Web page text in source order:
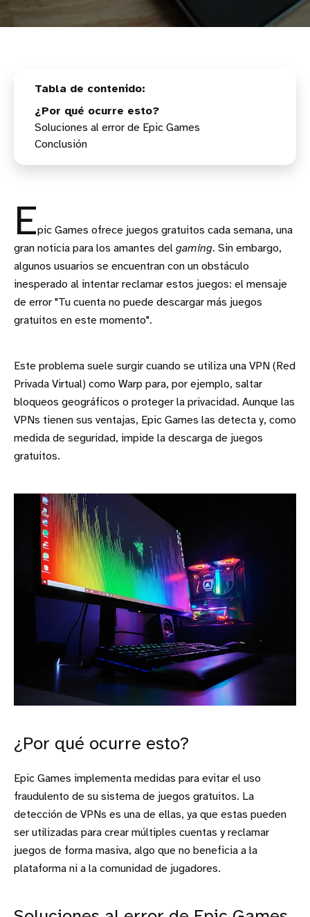
¿Por qué ocurre esto?
Soluciones al error de Epic Games
Conclusión
Epic Games ofrece juegos gratuitos cada semana, una
gran noticia para los amantes del gaming. Sin embargo,
algunos usuarios se encuentran con un obstáculo
inesperado al intentar reclamar estos juegos: el mensaje
de error "Tu cuenta no puede descargar más juegos
gratuitos en este momento".
Este problema suele surgir cuando se utiliza una VPN (Red
Privada Virtual) como Warp para, por ejemplo, saltar
bloqueos geográficos o proteger la privacidad. Aunque las
VPNs tienen sus ventajas, Epic Games las detecta y, como
medida de seguridad, impide la descarga de juegos
gratuitos.
¿Por qué ocurre esto?
Epic Games implementa medidas para evitar el uso
fraudulento de su sistema de juegos gratuitos. La
detección de VPNs es una de ellas, ya que estas pueden
ser utilizadas para crear múltiples cuentas y reclamar
juegos de forma masiva, algo que no beneficia a la
plataforma ni a la comunidad de jugadores.